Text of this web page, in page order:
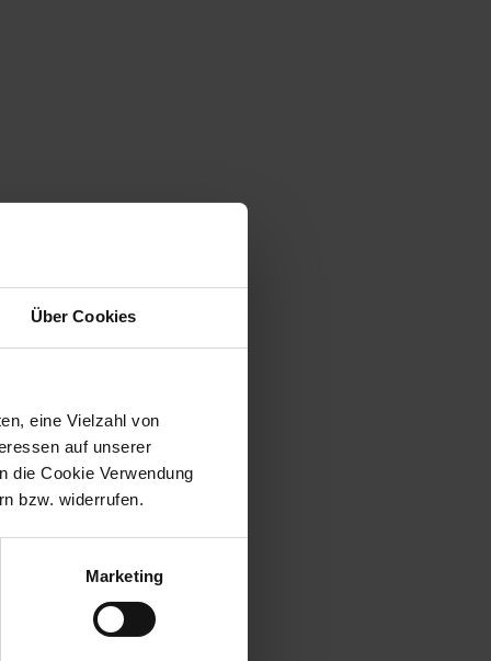
Über Cookies
eine Vielzahl von
auf unserer
die Cookie Verwendung
bzw. widerrufen.
Marketing